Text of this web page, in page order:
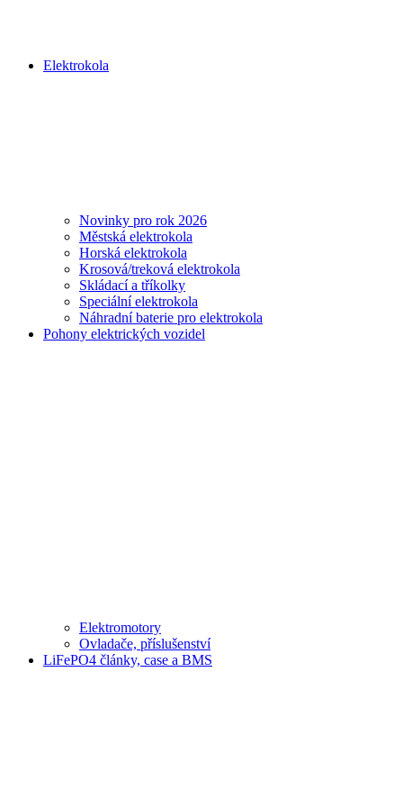
Elektrokola
Novinky pro rok 2026
Městská elektrokola
Horská elektrokola
Krosová/treková elektrokola
Skládací a tříkolky
Speciální elektrokola
Náhradní baterie pro elektrokola
Pohony elektrických vozidel
Elektromotory
Ovladače, příslušenství
LiFePO4 články, case a BMS